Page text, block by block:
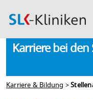
Karriere bei den
Karriere & Bildung >